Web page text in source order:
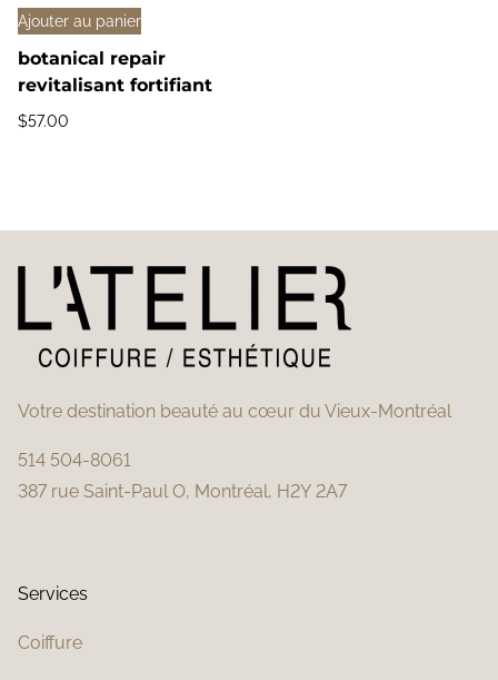
Ajouter au panier
botanical repair
revitalisant fortifiant
$57.00
Votre destination beauté au cœur du Vieux-Montréal
514 504-8061
387 rue Saint-Paul O, Montréal, H2Y 2A7
Services
Coiffure